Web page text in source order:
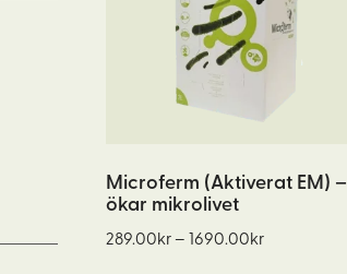
Microferm (Aktiverat EM) –
ökar mikrolivet
289.00kr – 1690.00krPrisintervall:
varianter.
kan
på